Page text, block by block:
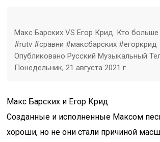
Макс Барских VS Егор Крид. Кто больше
#rutv #сравни #максбарских #егоркрид
Опубликовано Русский Музыкальный
Понедельник, 21 августа 2021 г.
Макс Барских и Егор Крид
Созданные и исполненные Максом
хороши, но не они стали причиной